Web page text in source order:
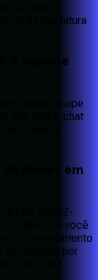
ou baixe o
via da sua fatura
o suporte
nossa equipe
042 0101, chat
para te
Alares em
é (19) 99662-
plano. Se você
de atendimento
em contato por
042 0101.